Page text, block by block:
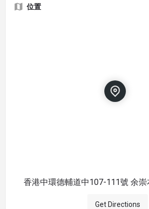
位置
香港中環德輔道中107-111號 余
Get Directions